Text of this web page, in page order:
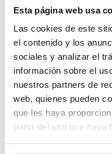
Esta página web usa
Las cookies de este
el contenido y los
sociales y analizar el
información sobre el
nuestros partners de
web, quienes pueden
que les haya
partir del uso que haya
Caja de
29x23x10 cm